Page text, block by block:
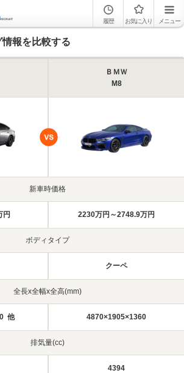
履歴 お気に入り メニュー
報を比較する
ＢＭＷ
M8
新車時価格
円 2230万円～2748.9万円
ボディタイプ
クーペ
全長x全幅x全高(mm)
他 4870×1905×1360
排気量(cc)
4394